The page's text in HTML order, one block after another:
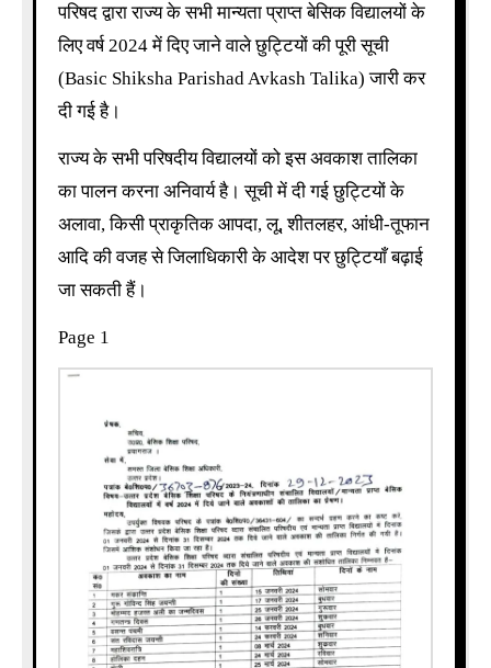
परिषद द्वारा राज्य के सभी मान्यता प्राप्त बेसिक विद्यालयों के
लिए वर्ष 2024 में दिए जाने वाले छुट्टियों की पूरी सूची
(Basic Shiksha Parishad Avkash Talika) जारी कर
दी गई है।
राज्य के सभी परिषदीय विद्यालयों को इस अवकाश तालिका
का पालन करना अनिवार्य है। सूची में दी गई छुट्टियों के
अलावा, किसी प्राकृतिक आपदा, लू, शीतलहर, आंधी-तूफान
आदि की वजह से जिलाधिकारी के आदेश पर छुट्टियाँ बढ़ाई
जा सकती हैं।
Page 1